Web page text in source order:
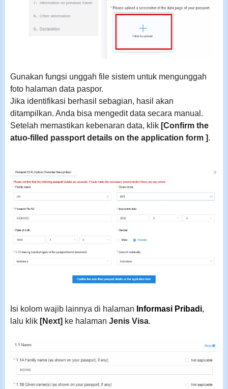
Gunakan fungsi unggah file sistem untuk mengunggah
foto halaman data paspor.
Jika identifikasi berhasil sebagian, hasil akan
ditampilkan. Anda bisa mengedit data secara manual.
Setelah memastikan kebenaran data, klik [Confirm the
atuo-filled passport details on the application form ].
Isi kolom wajib lainnya di halaman Informasi Pribadi,
lalu klik [Next] ke halaman Jenis Visa.